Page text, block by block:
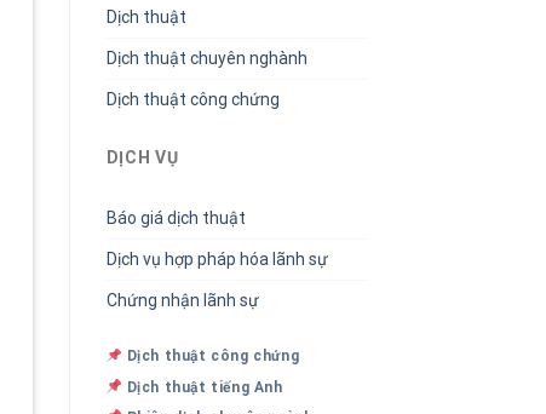
Dịch thuật
Dịch thuật chuyên nghành
Dịch thuật công chứng
DỊCH VỤ
Báo giá dịch thuật
Dịch vụ hợp pháp hóa lãnh sự
Chứng nhận lãnh sự
Dịch thuật công chứng
Dịch thuật tiếng Anh